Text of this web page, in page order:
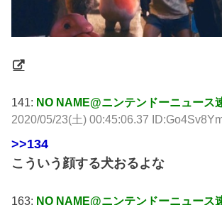
141: NO NAME@ニンテンドーニュース
2020/05/23(土) 00:45:06.37
>>134
こういう顔する犬おるよな
163: NO NAME@ニンテンドーニュース